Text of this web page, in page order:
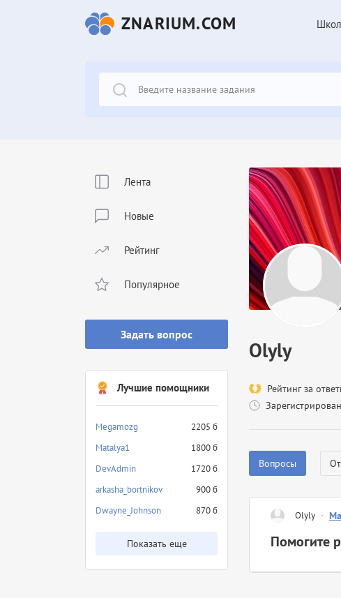
ZNARIUM.COM
Лента
Новые
Рейтинг
Популярное
Задать вопрос
Лучшие помощники
Megamozg
2205 б
Matalya1
1800 б
DevAdmin
1720 б
arkasha_bortnikov
900 б
Dwayne_Johnson
870 б
Показать еще
Olyly
Рейтинг за
Вопросы
Olyly ·
Помогите